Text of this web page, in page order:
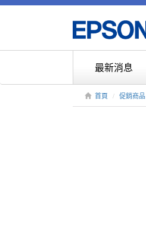
最新消息
首頁 促銷商品